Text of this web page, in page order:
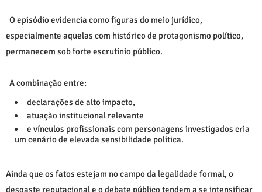
O episódio evidencia como figuras do meio jurídico,
especialmente aquelas com histórico de protagonismo político,
permanecem sob forte escrutínio público.
A combinação entre:
declarações de alto impacto,
atuação institucional relevante
e vínculos profissionais com personagens investigados cria
um cenário de elevada sensibilidade política.
Ainda que os fatos estejam no campo da legalidade formal, o
desgaste reputacional e o debate público tendem a se intensificar